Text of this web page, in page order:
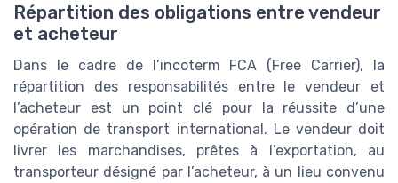
Répartition des obligations entre vendeur
et acheteur
Dans le cadre de l’incoterm FCA (Free Carrier), la
répartition des responsabilités entre le vendeur et
l’acheteur est un point clé pour la réussite d’une
opération de transport international. Le vendeur doit
livrer les marchandises, prêtes à l’exportation, au
transporteur désigné par l’acheteur, à un lieu convenu